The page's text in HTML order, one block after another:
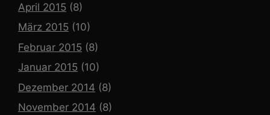
April 2015 (8)
März 2015 (10)
Februar 2015 (8)
Januar 2015 (10)
Dezember 2014 (8)
November 2014 (8)